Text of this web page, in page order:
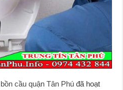
cầu quận Tân Phú đã hoạt